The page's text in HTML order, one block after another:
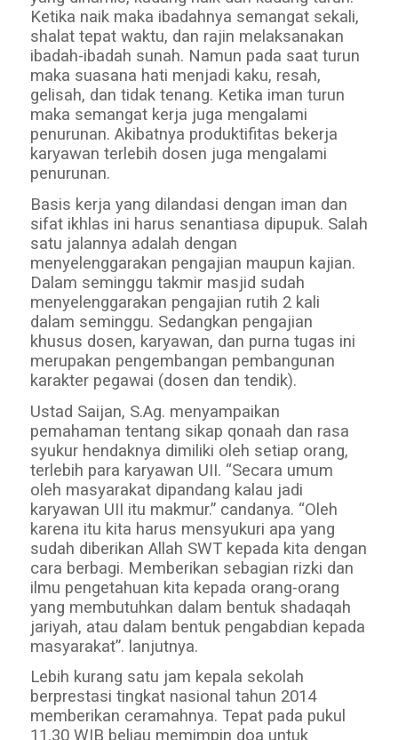
Ketika naik maka ibadahnya semangat sekali,
shalat tepat waktu, dan rajin melaksanakan
ibadah-ibadah sunah. Namun pada saat turun
maka suasana hati menjadi kaku, resah,
gelisah, dan tidak tenang. Ketika iman turun
maka semangat kerja juga mengalami
penurunan. Akibatnya produktifitas bekerja
karyawan terlebih dosen juga mengalami
penurunan.
Basis kerja yang dilandasi dengan iman dan
sifat ikhlas ini harus senantiasa dipupuk. Salah
satu jalannya adalah dengan
menyelenggarakan pengajian maupun kajian.
Dalam seminggu takmir masjid sudah
menyelenggarakan pengajian rutih 2 kali
dalam seminggu. Sedangkan pengajian
khusus dosen, karyawan, dan purna tugas ini
merupakan pengembangan pembangunan
karakter pegawai (dosen dan tendik).
Ustad Saijan, S.Ag. menyampaikan
pemahaman tentang sikap qonaah dan rasa
syukur hendaknya dimiliki oleh setiap orang,
terlebih para karyawan UII. “Secara umum
oleh masyarakat dipandang kalau jadi
karyawan UII itu makmur.” candanya. “Oleh
karena itu kita harus mensyukuri apa yang
sudah diberikan Allah SWT kepada kita dengan
cara berbagi. Memberikan sebagian rizki dan
ilmu pengetahuan kita kepada orang-orang
yang membutuhkan dalam bentuk shadaqah
jariyah, atau dalam bentuk pengabdian kepada
masyarakat”. lanjutnya.
Lebih kurang satu jam kepala sekolah
berprestasi tingkat nasional tahun 2014
memberikan ceramahnya. Tepat pada pukul
11.30 WIB beliau memimpin doa untuk